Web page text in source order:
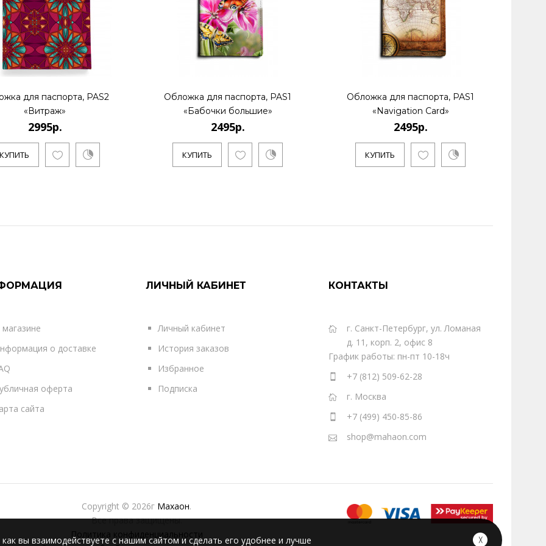
для паспорта, PAS2
«Витраж»
2995р.
КУПИТЬ
Обложка для паспорта, PAS1
«Бабочки большие»
2495р.
КУПИТЬ
Обложка для паспорта, PAS1
«Navigation Card»
2495р.
КУПИТЬ
о доставке
оферта
сайта
ЛИЧНЫЙ КАБИНЕТ
Личный кабинет
История заказов
Избранное
Подписка
КОНТАКТЫ
г. Санкт-Петербург, ул. Ломаная
д. 11, корп. 2, офис 8
График работы: пн-пт 10-18ч
+7 (812) 509-62-28
г. Москва
+7 (499) 450-85-86
shop@mahaon.com
Copyright © 2026г Махаон.
Все права защищены.
Политика конфиденциальности
вы взаимодействуете с нашим сайтом и сделать его удобнее и лучше ╳